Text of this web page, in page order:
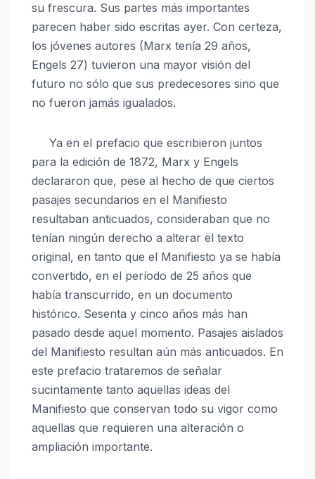
su frescura. Sus partes más importantes
parecen haber sido escritas ayer. Con certeza,
los jóvenes autores (Marx tenía 29 años,
Engels 27) tuvieron una mayor visión del
futuro no sólo que sus predecesores sino que
no fueron jamás igualados.
Ya en el prefacio que escribieron juntos
para la edición de 1872, Marx y Engels
declararon que, pese al hecho de que ciertos
pasajes secundarios en el Manifiesto
resultaban anticuados, consideraban que no
tenían ningún derecho a alterar el texto
original, en tanto que el Manifiesto ya se había
convertido, en el período de 25 años que
había transcurrido, en un documento
histórico. Sesenta y cinco años más han
pasado desde aquel momento. Pasajes aislados
del Manifiesto resultan aún más anticuados. En
este prefacio trataremos de señalar
sucintamente tanto aquellas ideas del
Manifiesto que conservan todo su vigor como
aquellas que requieren una alteración o
ampliación importante.